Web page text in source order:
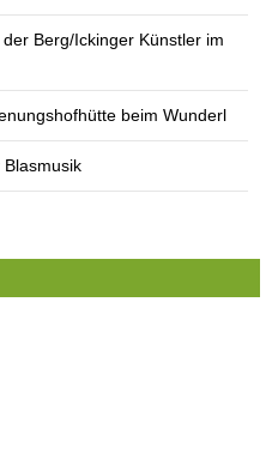
Berg/Ickinger Künstler im
beim Wunderl